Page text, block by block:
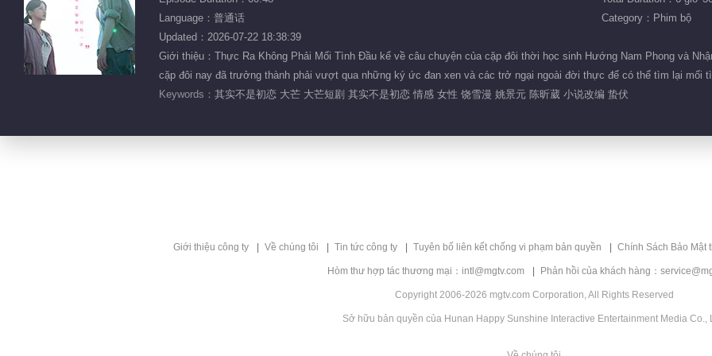
Language：普通话
Category：Phim bộ
Updated：2026-07-22 18:38:39
Giới thiệu：Thực Ra Không Phải Mối Tình Đầu kể về câu chuyện của cặp đôi thời học sinh Hướng Nam Phong và
cặp đôi nay đã trưởng thành phải vượt qua những ký ức đan xen và các trở ngại ngoài đời thực để có thể tìm lại mối
Keywords： 其实不是初恋 大芒 大芒短剧 其实不是初恋 情感 女性 饶雪漫 姚景元 陈昕葳 小说改编 蛰伏
Giới thiệu công ty Về chúng tôi Tin tức công ty Tuyên bố liên kết chống vi phạm bản quyền Chính Sách Bảo Mật
Hòm thư hợp tác thương mại：intl@mgtv.com Phản hồi của khách hàng：
Copyright 2006-2026 mgtv.com Corporation, All Rights Reserved
Sở hữu bản quyền của Hunan Happy Sunshine Interactive Entertainment Media Co.,